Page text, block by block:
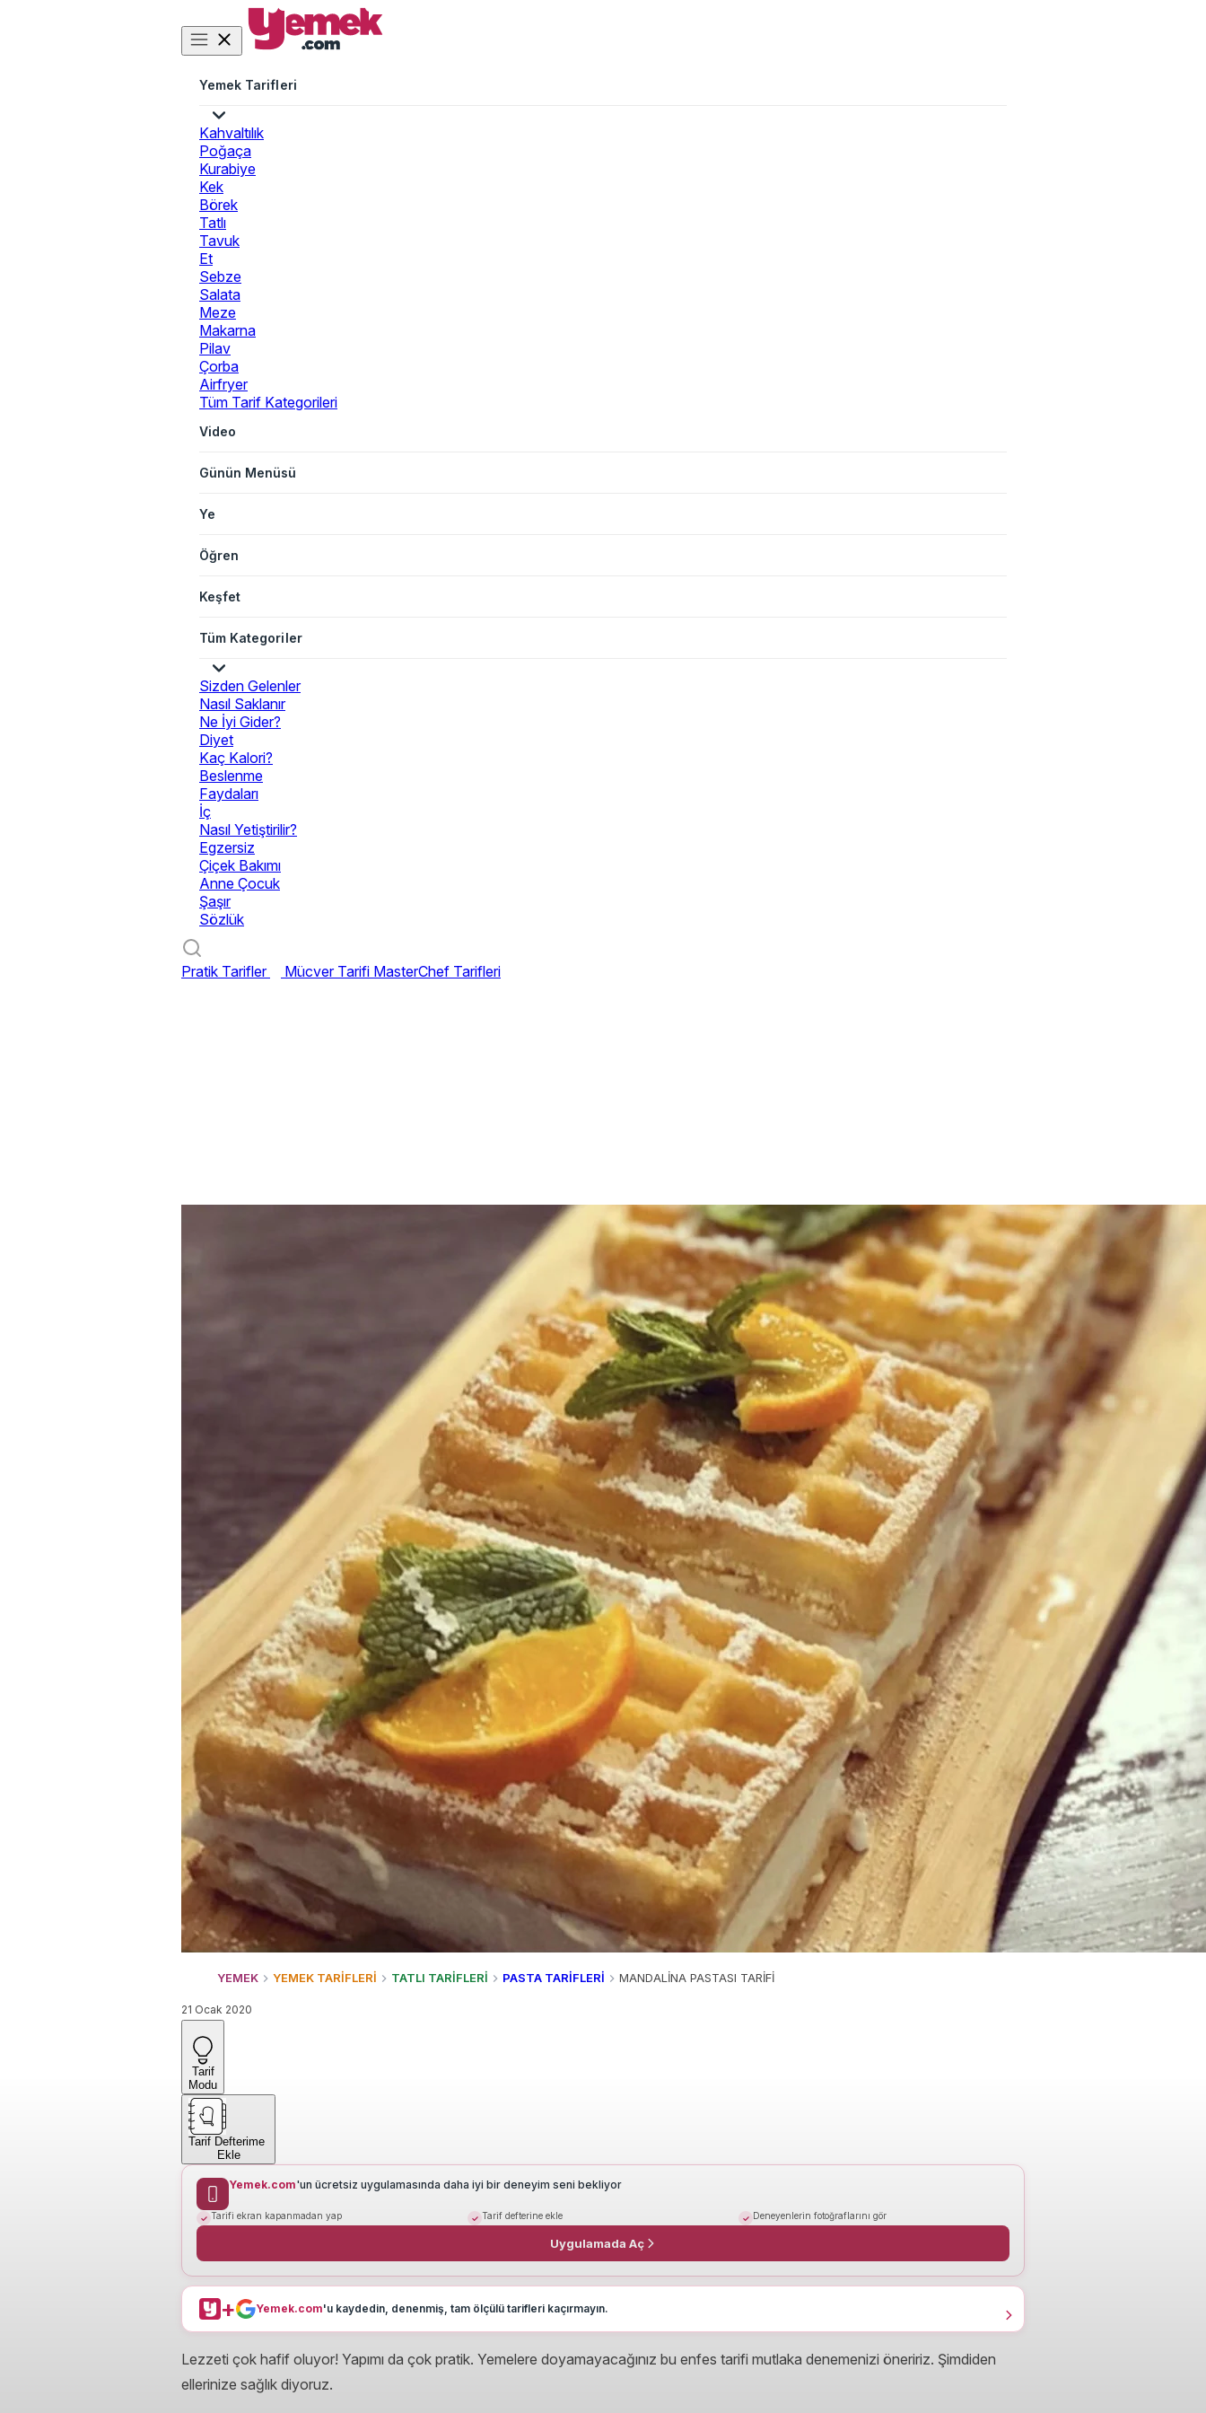
Yemek Tarifleri
Kahvaltılık
Poğaça
Kurabiye
Kek
Börek
Tatlı
Tavuk
Et
Sebze
Salata
Meze
Makarna
Pilav
Çorba
Airfryer
Tüm Tarif Kategorileri
Video
Günün Menüsü
Ye
Öğren
Keşfet
Tüm Kategoriler
Sizden Gelenler
Nasıl Saklanır
Ne İyi Gider?
Diyet
Kaç Kalori?
Beslenme
Faydaları
İç
Nasıl Yetiştirilir?
Egzersiz
Çiçek Bakımı
Anne Çocuk
Şaşır
Sözlük
Pratik Tarifler Mücver Tarifi MasterChef Tarifleri
YEMEK YEMEK TARİFLERİ TATLI TARİFLERİ PASTA TARİFLERİ MANDALİNA PASTASI TARİFİ
21 Ocak 2020
Tarif
Modu
Tarif Defterime
Ekle
Yemek.com'un ücretsiz uygulamasında daha iyi bir deneyim seni bekliyor
Tarifi ekran kapanmadan yap Tarif defterine ekle Deneyenlerin fotoğraflarını gör
Uygulamada Aç
+ Yemek.com'u kaydedin, denenmiş, tam ölçülü tarifleri kaçırmayın.
Lezzeti çok hafif oluyor! Yapımı da çok pratik. Yemelere doyamayacağınız bu enfes tarifi mutlaka denemenizi öneririz. Şimdiden
ellerinize sağlık diyoruz.